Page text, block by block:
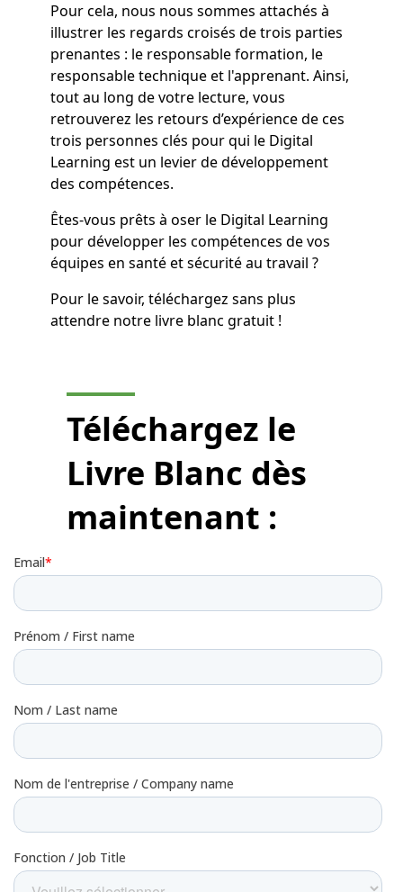
Pour cela, nous nous sommes attachés à
illustrer les regards croisés de trois parties
prenantes : le responsable formation, le
responsable technique et l'apprenant. Ainsi,
tout au long de votre lecture, vous
retrouverez les retours d’expérience de ces
trois personnes clés pour qui le Digital
Learning est un levier de développement
des compétences.
Êtes-vous prêts à oser le Digital Learning
pour développer les compétences de vos
équipes en santé et sécurité au travail ?
Pour le savoir, téléchargez sans plus
attendre notre livre blanc gratuit !
Téléchargez le
Livre Blanc dès
maintenant :